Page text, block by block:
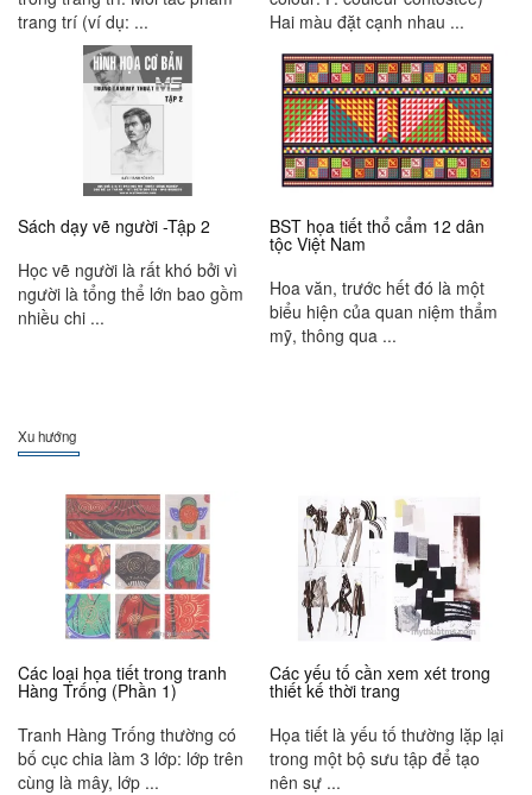
trang trí (ví dụ: ...
Hai màu đặt cạnh nhau ...
Sách dạy vẽ người -Tập 2
Học vẽ người là rất khó bởi vì
người là tổng thể lớn bao gồm
nhiều chi ...
BST họa tiết thổ cẩm 12 dân
tộc Việt Nam
Hoa văn, trước hết đó là một
biểu hiện của quan niệm thẩm
mỹ, thông qua ...
Xu hướng
Các loại họa tiết trong tranh
Hàng Trống (Phần 1)
Tranh Hàng Trống thường có
bố cục chia làm 3 lớp: lớp trên
cùng là mây, lớp ...
Các yếu tố cần xem xét trong
thiết kế thời trang
Họa tiết là yếu tố thường lặp lại
trong một bộ sưu tập để tạo
nên sự ...